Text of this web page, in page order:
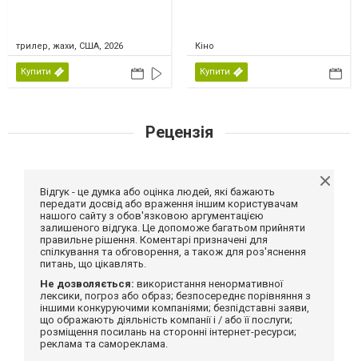
трилер, жахи, США, 2026
Купити
Кіно
Купити
Рецензія
Відгук - це думка або оцінка людей, які бажають
передати досвід або враження іншим користувачам
нашого сайту з обов'язковою аргументацією
залишеного відгука. Це допоможе багатьом прийняти
правильне рішення. Коментарі призначені для
спілкування та обговорення, а також для роз'яснення
питань, що цікавлять.
Не дозволяється: використання ненормативної
лексики, погроз або образ; безпосереднє порівняння з
іншими конкуруючими компаніями; безпідставні заяви,
що ображають діяльність компанії і / або її послуги;
розміщення посилань на сторонні інтернет-ресурси;
реклама та самореклама.